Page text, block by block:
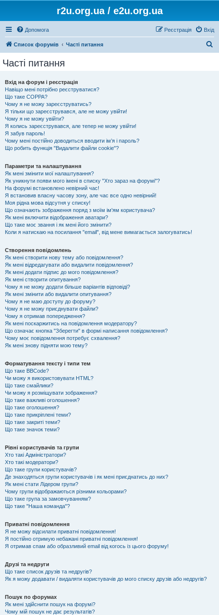
r2u.org.ua / e2u.org.ua
Допомога Вхід
Реєстрація
Список форумів Часті питання
Часті питання
Вхід на форум і реєстрація
Навіщо мені потрібно реєструватися?
Що таке COPPA?
Чому я не можу зареєструватись?
Я тільки що зареєструвався, але не можу увійти!
Чому я не можу увійти?
Я колись зареєструвався, але тепер не можу увійти!
Я забув пароль!
Чому мені постійно доводиться вводити ім’я і пароль?
Що робить функція "Видалити файли cookie"?
Параметри та налаштування
Як мені змінити мої налаштування?
Як уникнути появи мого імені в списку "Хто зараз на форумі"?
На форумі встановлено невірний час!
Я встановив власну часову зону, але час все одно невірний!
Моя рідна мова відсутня у списку!
Що означають зображення поряд з моїм ім'ям користувача?
Як мені включити відображення аватари?
Що таке моє звання і як мені його змінити?
Коли я натискаю на посилання "email", від мене вимагається залогуватись!
Створення повідомлень
Як мені створити нову тему або повідомлення?
Як мені відредагувати або видалити повідомлення?
Як мені додати підпис до мого повідомлення?
Як мені створити опитування?
Чому я не можу додати більше варіантів відповіді?
Як мені змінити або видалити опитування?
Чому я не маю доступу до форуму?
Чому я не можу приєднувати файли?
Чому я отримав попередження?
Як мені поскаржитись на повідомлення модератору?
Що означає кнопка "Зберегти" в формі написання повідомлення?
Чому моє повідомлення потребує схвалення?
Як мені знову підняти мою тему?
Форматування тексту і типи тем
Що таке BBCode?
Чи можу я використовувати HTML?
Що таке смайлики?
Чи можу я розміщувати зображення?
Що таке важливі оголошення?
Що таке оголошення?
Що таке прикріплені теми?
Що таке закриті теми?
Що таке значок теми?
Рівні користувачів та групи
Хто такі Адміністратори?
Хто такі модератори?
Що таке групи користувачів?
Де знаходяться групи користувачів і як мені приєднатись до них?
Як мені стати Лідером групи?
Чому групи відображаються різними кольорами?
Що таке група за замовчуванням?
Що таке "Наша команда"?
Приватні повідомлення
Я не можу відсилати приватні повідомлення!
Я постійно отримую небажані приватні повідомлення!
Я отримав спам або образливий email від когось із цього форуму!
Друзі та недруги
Що таке список друзів та недругів?
Як я можу додавати / видаляти користувачів до мого списку друзів або недругів?
Пошук по форумах
Як мені здійснити пошук на форумі?
Чому мій пошук не дає результатів?